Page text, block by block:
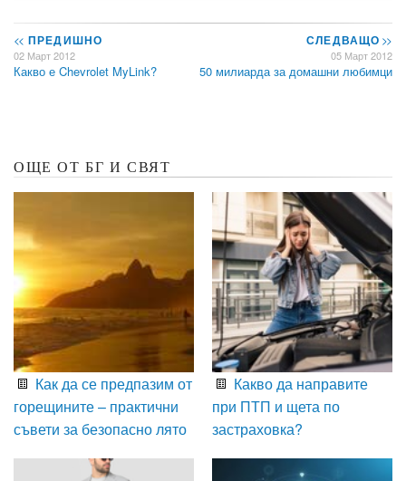
<< ПРЕДИШНО
02 Март 2012
Какво е Chevrolet MyLink?
СЛЕДВАЩО>>
05 Март 2012
50 милиарда за домашни любимци
ОЩЕ ОТ БГ И СВЯТ
Как да се предпазим от
горещините – практични
съвети за безопасно лято
Какво да направите
при ПТП и щета по
застраховка?